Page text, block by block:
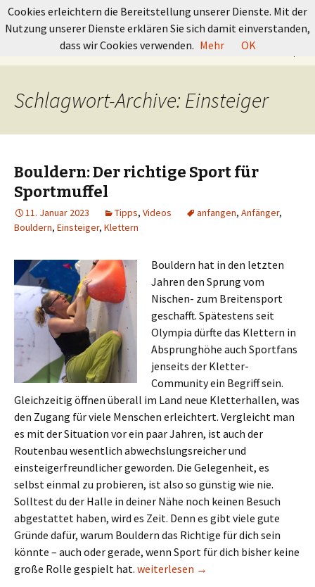
GRUNDKURS BOULDERN
Springe
nach:
Schlagwort-Archive: Einsteiger
Bouldern: Der richtige Sport für
Sportmuffel
11. Januar 2023 Tipps, Videos anfangen, Anfänger,
Bouldern, Einsteiger, Klettern
Bouldern hat in den letzten
Jahren den Sprung vom
Nischen- zum Breitensport
geschafft. Spätestens seit
Olympia dürfte das Klettern in
Absprunghöhe auch Sportfans
jenseits der Kletter-
Community ein Begriff sein.
Gleichzeitig öffnen überall im Land neue Kletterhallen, was
den Zugang für viele Menschen erleichtert. Vergleicht man
es mit der Situation vor ein paar Jahren, ist auch der
Routenbau wesentlich abwechslungsreicher und
einsteigerfreundlicher geworden. Die Gelegenheit, es
selbst einmal zu probieren, ist also so günstig wie nie.
Solltest du der Halle in deiner Nähe noch keinen Besuch
abgestattet haben, wird es Zeit. Denn es gibt viele gute
Gründe dafür, warum Bouldern das Richtige für dich sein
könnte – auch oder gerade, wenn Sport für dich bisher keine
große Rolle gespielt hat. Bouldern: Der richtige Sport für
weiterlesen →
Cookies erleichtern die Bereitstellung unserer Dienste. Mit der
Nutzung unserer Dienste erklären Sie sich damit einverstanden,
dass wir Cookies verwenden. Mehr OK